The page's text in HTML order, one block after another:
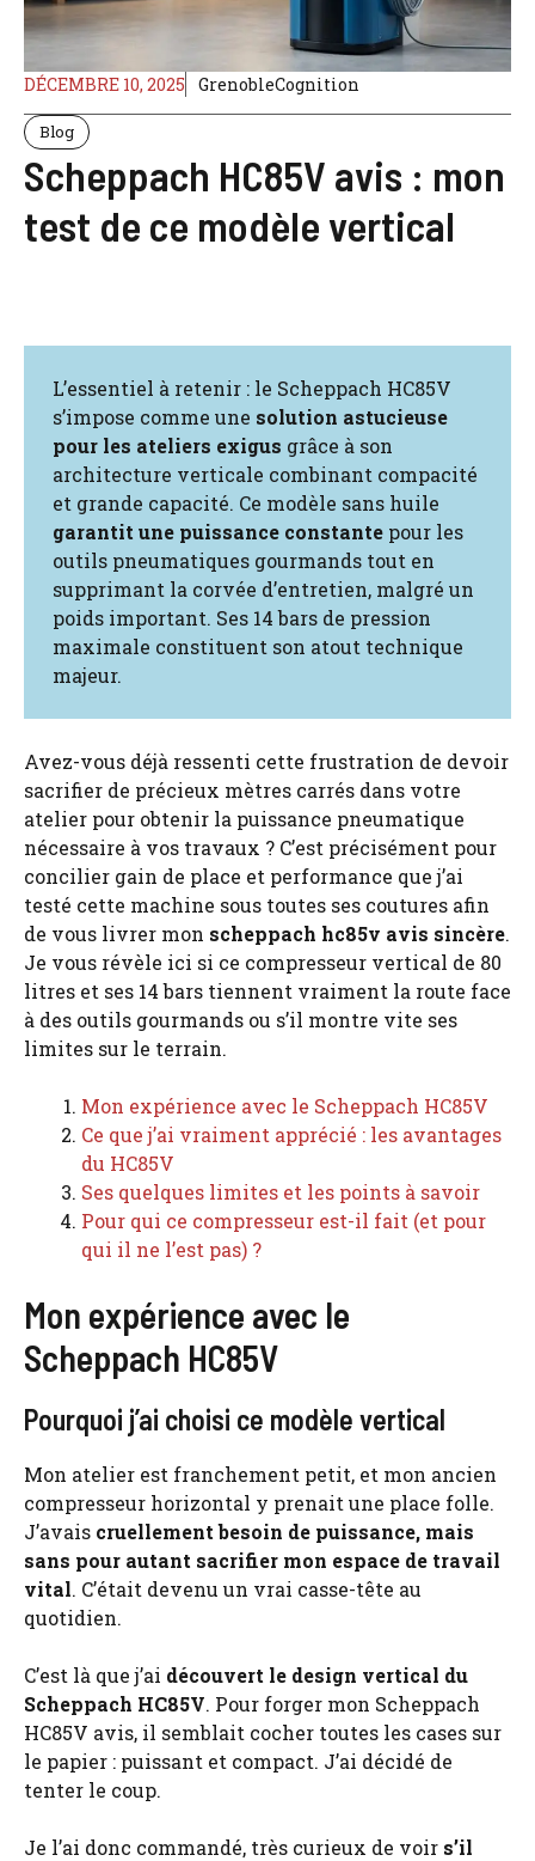
DÉCEMBRE 10, 2025 GrenobleCognition
Blog
Scheppach HC85V avis : mon
test de ce modèle vertical
L’essentiel à retenir : le Scheppach HC85V
s’impose comme une solution astucieuse
pour les ateliers exigus grâce à son
architecture verticale combinant compacité
et grande capacité. Ce modèle sans huile
garantit une puissance constante pour les
outils pneumatiques gourmands tout en
supprimant la corvée d’entretien, malgré un
poids important. Ses 14 bars de pression
maximale constituent son atout technique
majeur.
Avez-vous déjà ressenti cette frustration de devoir
sacrifier de précieux mètres carrés dans votre
atelier pour obtenir la puissance pneumatique
nécessaire à vos travaux ? C’est précisément pour
concilier gain de place et performance que j’ai
testé cette machine sous toutes ses coutures afin
de vous livrer mon scheppach hc85v avis sincère.
Je vous révèle ici si ce compresseur vertical de 80
litres et ses 14 bars tiennent vraiment la route face
à des outils gourmands ou s’il montre vite ses
limites sur le terrain.
Mon expérience avec le Scheppach HC85V
Ce que j’ai vraiment apprécié : les avantages
du HC85V
Ses quelques limites et les points à savoir
Pour qui ce compresseur est-il fait (et pour
qui il ne l’est pas) ?
Mon expérience avec le
Scheppach HC85V
Pourquoi j’ai choisi ce modèle vertical
Mon atelier est franchement petit, et mon ancien
compresseur horizontal y prenait une place folle.
J’avais cruellement besoin de puissance, mais
sans pour autant sacrifier mon espace de travail
vital. C’était devenu un vrai casse-tête au
quotidien.
C’est là que j’ai découvert le design vertical du
Scheppach HC85V. Pour forger mon Scheppach
HC85V avis, il semblait cocher toutes les cases sur
le papier : puissant et compact. J’ai décidé de
tenter le coup.
Je l’ai donc commandé, très curieux de voir s’il